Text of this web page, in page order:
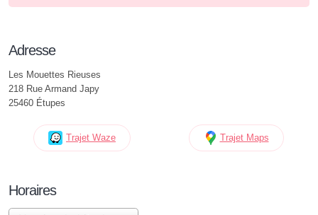
Adresse
Les Mouettes Rieuses
218 Rue Armand Japy
25460 Étupes
Trajet Waze Trajet Maps
Horaires